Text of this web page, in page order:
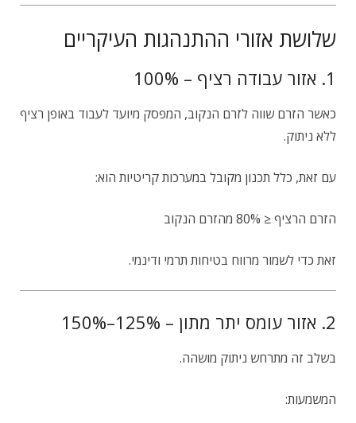
שלושת אזורי ההתנהגות העיקריים
1. אזור עבודה רציף – 100%
כאשר הזרם שווה לזרם הנקוב, המפסק מיועד לעבוד באופן רציף
ללא ניתוק.
עם זאת, כלל תכנון מקובל במערכות קריטיות הוא:
הזרם הרציף ≤ 80% מהזרם הנקוב
זאת כדי לשמור מרווח בטיחות תרמי ודינמי.
2. אזור עומס יתר מתון – 125%–150%
בשלב זה מתרחש ניתוק מושהה.
המשמעות: